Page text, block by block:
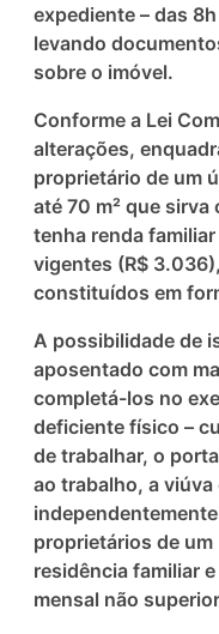
expediente – das
levando
sobre o imóvel.
Conforme a Lei
alterações,
proprietário de um
até 70 m² que
tenha renda
vigentes (R$
constituídos em
A possibilidade de
aposentado com
completá-los no
deficiente físico –
de trabalhar, o
ao trabalho, a
proprietários de
residência familiar
mensal não